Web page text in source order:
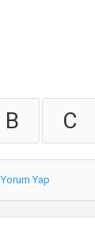
B C
Yorum Yap